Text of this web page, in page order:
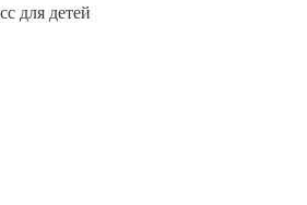
для детей